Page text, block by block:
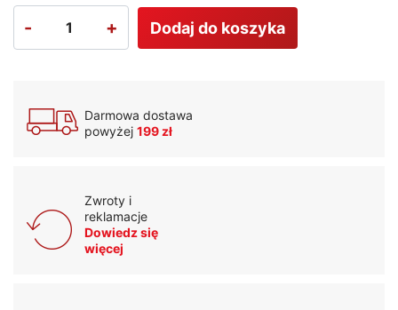
- + Dodaj do koszyka
Darmowa dostawa
powyżej 199 zł
Zwroty i
reklamacje
Dowiedz się
więcej